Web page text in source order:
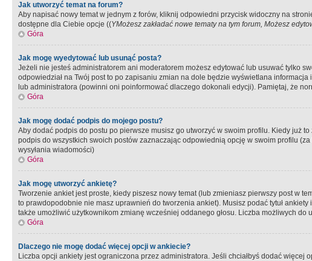
Jak utworzyć temat na forum?
Aby napisać nowy temat w jednym z forów, kliknij odpowiedni przycisk widoczny na
dostępne dla Ciebie opcje ((YMożesz zakładać nowe tematy na tym forum, Możesz
Góra
Jak mogę wyedytować lub usunąć posta?
Jeżeli nie jesteś administratorem ani moderatorem możesz edytować lub usuwać tylko
odpowiedział na Twój post to po zapisaniu zmian na dole będzie wyświetlana
lub administratora (powinni oni poinformować dlaczego dokonali edycji). Pamiętaj, że
Góra
Jak mogę dodać podpis do mojego postu?
Aby dodać podpis do postu po pierwsze musisz go utworzyć w swoim profilu. Kiedy już
podpis do wszystkich swoich postów zaznaczając odpowiednią opcję w swoim profilu
wysyłania wiadomości)
Góra
Jak mogę utworzyć ankietę?
Tworzenie ankiet jest proste, kiedy piszesz nowy temat (lub zmieniasz pierwszy post w
to prawdopodobnie nie masz uprawnień do tworzenia ankiet). Musisz podać tytuł
także umożliwić użytkownikom zmianę wcześniej oddanego głosu. Liczba możliwych
Góra
Dlaczego nie mogę dodać więcej opcji w ankiecie?
Liczba opcji ankiety jest ograniczona przez administratora. Jeśli chciałbyś dodać więcej